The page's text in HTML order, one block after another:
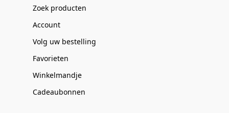
Zoek producten
Account
Volg uw bestelling
Favorieten
Winkelmandje
Cadeaubonnen